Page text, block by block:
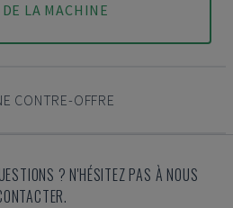
LA MACHINE
CONTRE-OFFRE
? N'HÉSITEZ PAS À NOUS